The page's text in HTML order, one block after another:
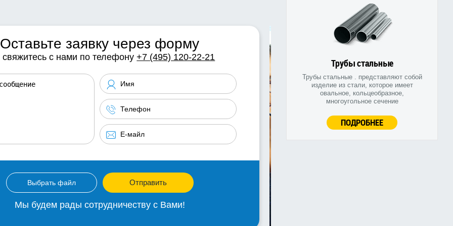
Трубы стальные
Трубы стальные . представляют собой
изделие из стали, которое имеет
овальное, кольцеобразное,
многоугольное сечение
ПОДРОБНЕЕ
Оставьте заявку через форму
свяжитесь с нами по телефону+7 (495) 120-22-21
Выбрать файл Отправить
Мы будем рады сотрудничеству с Вами!